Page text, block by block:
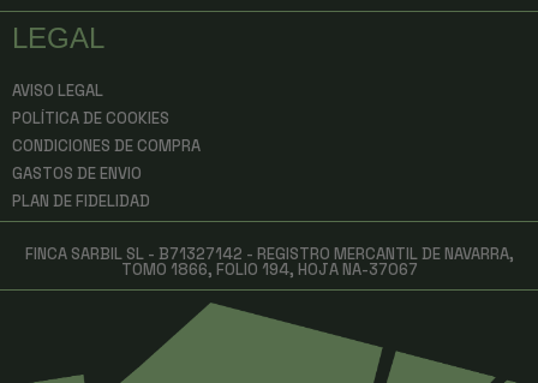
LEGAL
AVISO LEGAL
POLÍTICA DE COOKIES
CONDICIONES DE COMPRA
GASTOS DE ENVIO
PLAN DE FIDELIDAD
FINCA SARBIL SL - B71327142 - REGISTRO MERCANTIL DE NAVARRA,
TOMO 1866, FOLIO 194, HOJA NA-37067